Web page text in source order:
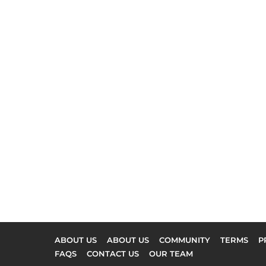
ABOUT US ABOUT US COMMUNITY TERMS
FAQS
CONTACT US OUR TEAM